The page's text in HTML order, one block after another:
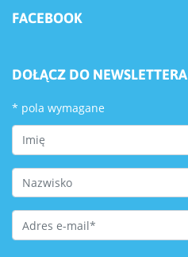
FACEBOOK
DOŁĄCZ DO NEWSLETTERA
* pola wymagane
First Name
Last Name
Email Address *